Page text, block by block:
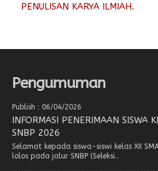
PENULISAN KARYA ILMIAH.
Pengumuman
Publish : 06/04/2026
INFORMASI PENERIMAAN SISWA
SNBP 2026
Selamat kepada siswa-siswi kelas XII
lolos pada jalur SNBP (Seleksi..